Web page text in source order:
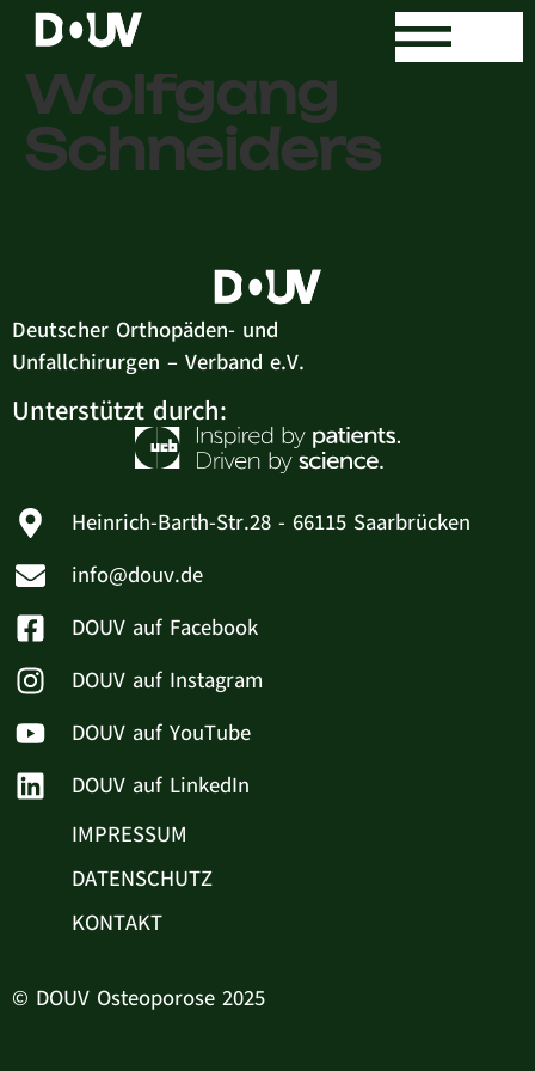
Prof. Dr. med.
Wolfgang
Schneiders
Deutscher Orthopäden- und
Unfallchirurgen – Verband e.V.
Unterstützt durch:
Heinrich-Barth-Str.28 - 66115 Saarbrücken
info@douv.de
DOUV auf Facebook
DOUV auf Instagram
DOUV auf YouTube
DOUV auf LinkedIn
IMPRESSUM
DATENSCHUTZ
KONTAKT
© DOUV Osteoporose 2025